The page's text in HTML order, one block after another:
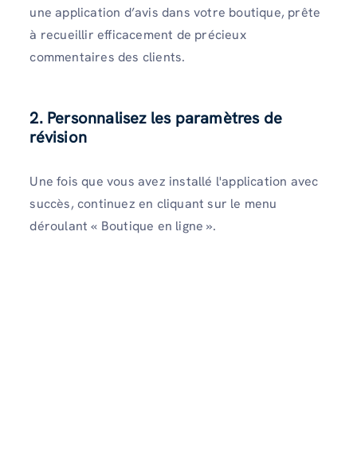
une application d’avis dans votre boutique, prête
à recueillir efficacement de précieux
commentaires des clients.
2. Personnalisez les paramètres de
révision
Une fois que vous avez installé l'application avec
succès, continuez en cliquant sur le menu
déroulant « Boutique en ligne ».